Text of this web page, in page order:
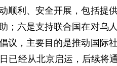
顺利、安全开展，包括提
；六是支持联合国在对乌
议，主要目的是推动国际
已经从北京启运，后续将